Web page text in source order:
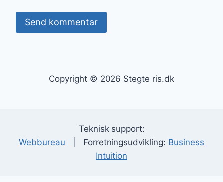
Copyright © 2026 Stegte ris.dk
Teknisk support:
Webbureau | Forretningsudvikling: Business
Intuition